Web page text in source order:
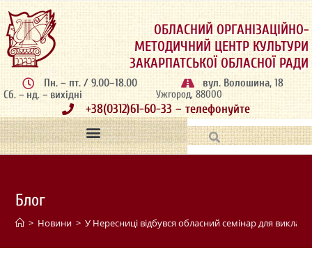
ОБЛАСНИЙ ОРГАНІЗАЦІЙНО-
МЕТОДИЧНИЙ ЦЕНТР КУЛЬТУРИ
ЗАКАРПАТСЬКОЇ ОБЛАСНОЇ РАДИ
Пн. – пт. / 9.00–18.00
Сб. – нд. – вихідні
вул. Волошина, 18
Ужгород, 88000
+38(0312)61-60-33 – телефонуйте
Блог
> Новини > У Нересниці відбувся обласний семінар для